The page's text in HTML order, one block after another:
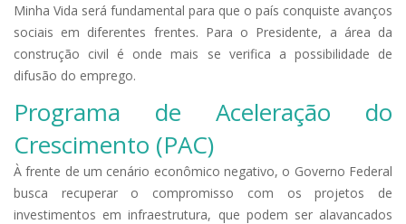
Minha Vida será fundamental para que o país conquiste avanços
sociais em diferentes frentes. Para o Presidente, a área da
construção civil é onde mais se verifica a possibilidade de
difusão do emprego.
Programa de Aceleração do
Crescimento (PAC)
À frente de um cenário econômico negativo, o Governo Federal
busca recuperar o compromisso com os projetos de
investimentos em infraestrutura, que podem ser alavancados